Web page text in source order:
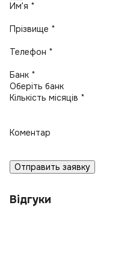
Имʼя *
Прізвище *
Телефон *
Банк *
Кількість місяців *
Коментар
Отправить заявку
Відгуки